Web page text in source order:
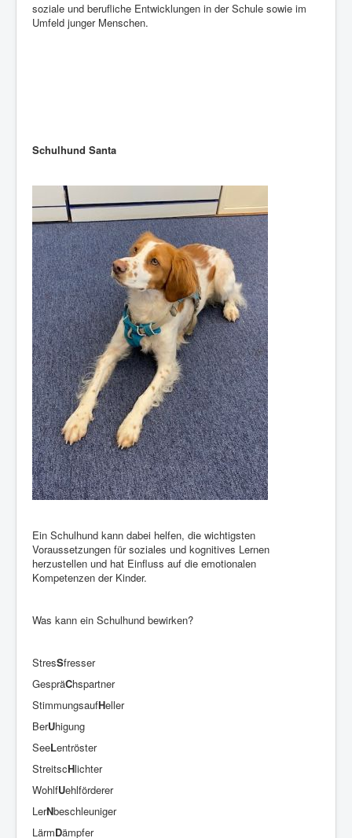
soziale und berufliche Entwicklungen in der Schule sowie im
Umfeld junger Menschen.
Schulhund Santa
Ein Schulhund kann dabei helfen, die wichtigsten
Voraussetzungen für soziales und kognitives Lernen
herzustellen und hat Einfluss auf die emotionalen
Kompetenzen der Kinder.
Was kann ein Schulhund bewirken?
StresSfresser
GespräChspartner
StimmungsaufHeller
BerUhigung
SeeLentröster
StreitscHlichter
WohlfUehlförderer
LerNbeschleuniger
LärmDämpfer